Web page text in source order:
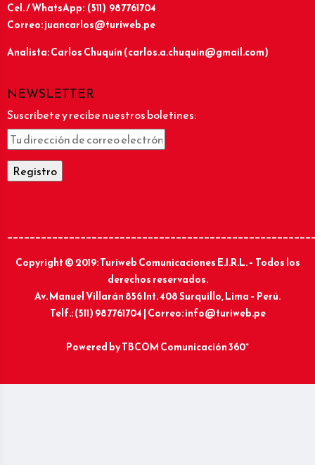
Cel. / WhatsApp: (511) 987761704
Correo: juancarlos@turiweb.pe
Analista: Carlos Chuquín (carlos.a.chuquin@gmail.com)
NEWSLETTER
Suscríbete y recibe nuestros boletines:
Copyright © 2019: Turiweb Comunicaciones E.I.R.L. – Todos los
derechos reservados.
Av. Manuel Villarán 856 Int. 408 Surquillo, Lima – Perú.
Telf.: (511) 987761704 | Correo: info@turiweb.pe
Powered byTBCOM Comunicación 360°